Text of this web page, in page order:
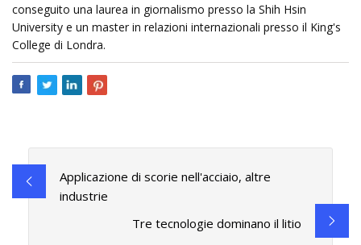
conseguito una laurea in giornalismo presso la Shih Hsin
University e un master in relazioni internazionali presso il King's
College di Londra.
Applicazione di scorie nell'acciaio, altre
industrie
Tre tecnologie dominano il litio